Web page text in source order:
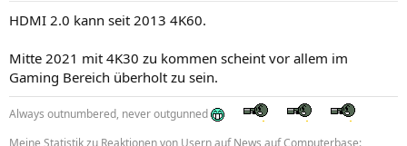
HDMI 2.0 kann seit 2013 4K60.
Mitte 2021 mit 4K30 zu kommen scheint vor allem im
Gaming Bereich überholt zu sein.
Always outnumbered, never outgunned
Meine Statistik zu Reaktionen von Usern auf News auf Computerbase: